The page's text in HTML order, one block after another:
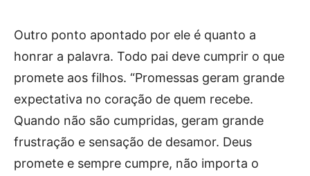
Outro ponto apontado por ele é quanto a
honrar a palavra. Todo pai deve cumprir o que
promete aos filhos. “Promessas geram grande
expectativa no coração de quem recebe.
Quando não são cumpridas, geram grande
frustração e sensação de desamor. Deus
promete e sempre cumpre, não importa o